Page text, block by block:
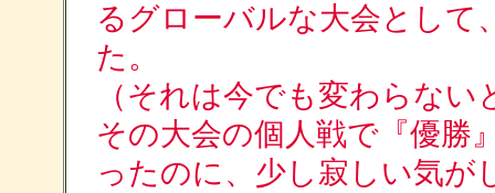
るグローバルな大会として
た。
（それは今でも変わらない
その大会の個人戦で『優勝
ったのに、少し寂しい気が